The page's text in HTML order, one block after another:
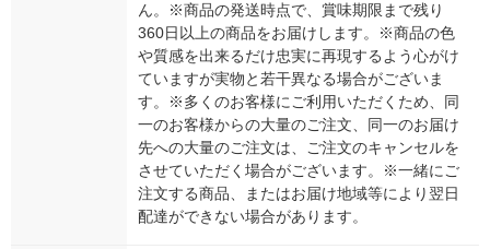
ん。※商品の発送時点で、賞味期限まで残り
360日以上の商品をお届けします。※商品の色
や質感を出来るだけ忠実に再現するよう心がけ
ていますが実物と若干異なる場合がございま
す。※多くのお客様にご利用いただくため、同
一のお客様からの大量のご注文、同一のお届け
先への大量のご注文は、ご注文のキャンセルを
させていただく場合がございます。※一緒にご
注文する商品、またはお届け地域等により翌日
配達ができない場合があります。